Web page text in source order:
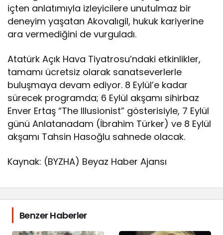
içten anlatımıyla izleyicilere unutulmaz bir
deneyim yaşatan Akovalıgil, hukuk kariyerine
ara vermediğini de vurguladı.
Atatürk Açık Hava Tiyatrosu’ndaki etkinlikler,
tamamı ücretsiz olarak sanatseverlerle
buluşmaya devam ediyor. 8 Eylül’e kadar
sürecek programda; 6 Eylül akşamı sihirbaz
Enver Ertaş “The Illusionist” gösterisiyle, 7 Eylül
günü Anlatanadam (İbrahim Türker) ve 8 Eylül
akşamı Tahsin Hasoğlu sahnede olacak.
Kaynak: (BYZHA) Beyaz Haber Ajansı
Benzer Haberler